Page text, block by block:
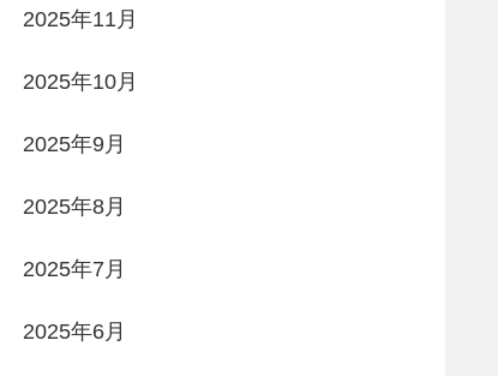
2025年11月
2025年10月
2025年9月
2025年8月
2025年7月
2025年6月